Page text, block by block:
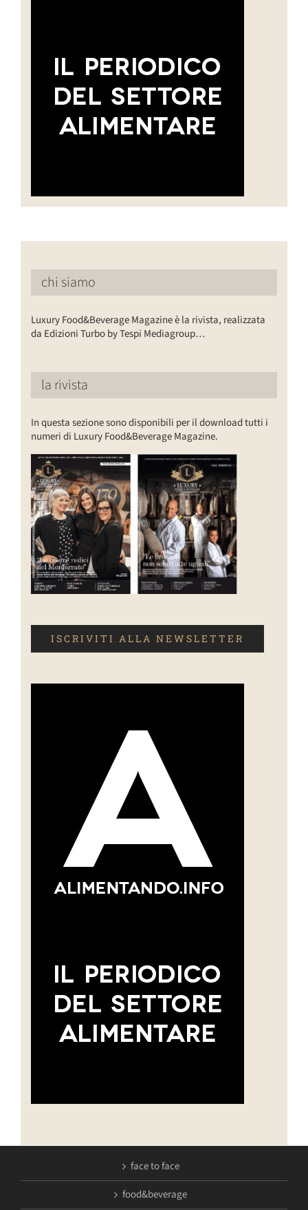
chi siamo
Luxury Food&Beverage Magazine è la rivista, realizzata
da Edizioni Turbo by Tespi Mediagroup…
la rivista
In questa sezione sono disponibili per il download tutti i
numeri di Luxury Food&Beverage Magazine.
ISCRIVITI ALLA NEWSLETTER
face to face
food&beverage